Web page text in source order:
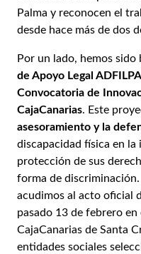
Palma y reconocen el
desde hace más de dos
Por un lado, hemos
de Apoyo Legal
Convocatoria de
CajaCanarias. Este
asesoramiento y la
discapacidad física en
protección de sus
forma de
acudimos al acto oficial
pasado 13 de febrero en
CajaCanarias de Santa
entidades sociales